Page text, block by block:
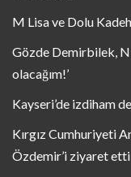
M Lisa ve Dolu
Gözde Demirbilek,
olacağım!’
Kayseri’de izdiham
Kırgız Cumhuriyeti
Özdemir’i ziyaret etti